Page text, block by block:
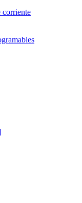
corriente